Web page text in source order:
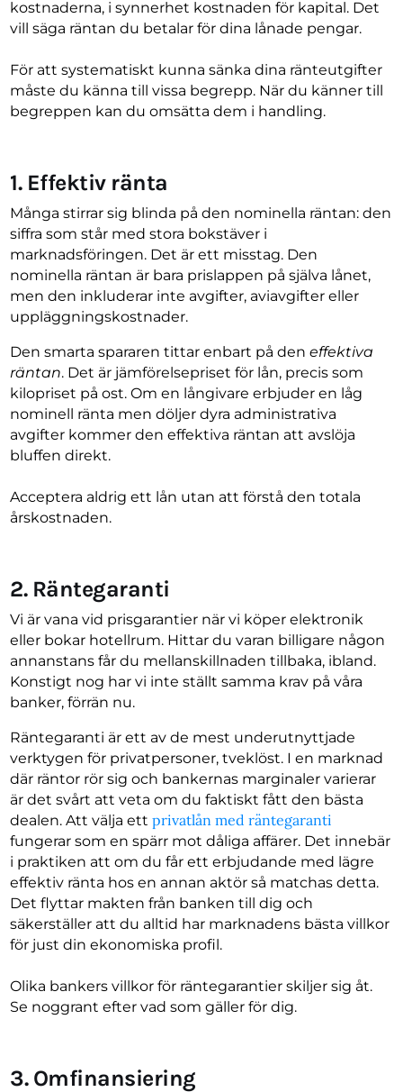
kostnaderna, i synnerhet kostnaden för kapital. Det
vill säga räntan du betalar för dina lånade pengar.
För att systematiskt kunna sänka dina ränteutgifter
måste du känna till vissa begrepp. När du känner till
begreppen kan du omsätta dem i handling.
1. Effektiv ränta
Många stirrar sig blinda på den nominella räntan: den
siffra som står med stora bokstäver i
marknadsföringen. Det är ett misstag. Den
nominella räntan är bara prislappen på själva lånet,
men den inkluderar inte avgifter, aviavgifter eller
uppläggningskostnader.
Den smarta spararen tittar enbart på deneffektiva
räntan. Det är jämförelsepriset för lån, precis som
kilopriset på ost. Om en långivare erbjuder en låg
nominell ränta men döljer dyra administrativa
avgifter kommer den effektiva räntan att avslöja
bluffen direkt.
Acceptera aldrig ett lån utan att förstå den totala
årskostnaden.
2. Räntegaranti
Vi är vana vid prisgarantier när vi köper elektronik
eller bokar hotellrum. Hittar du varan billigare någon
annanstans får du mellanskillnaden tillbaka, ibland.
Konstigt nog har vi inte ställt samma krav på våra
banker, förrän nu.
Räntegaranti är ett av de mest underutnyttjade
verktygen för privatpersoner, tveklöst. I en marknad
där räntor rör sig och bankernas marginaler varierar
är det svårt att veta om du faktiskt fått den bästa
dealen. Att välja ett privatlån med räntegaranti
fungerar som en spärr mot dåliga affärer. Det innebär
i praktiken att om du får ett erbjudande med lägre
effektiv ränta hos en annan aktör så matchas detta.
Det flyttar makten från banken till dig och
säkerställer att du alltid har marknadens bästa villkor
för just din ekonomiska profil.
Olika bankers villkor för räntegarantier skiljer sig åt.
Se noggrant efter vad som gäller för dig.
3. Omfinansiering